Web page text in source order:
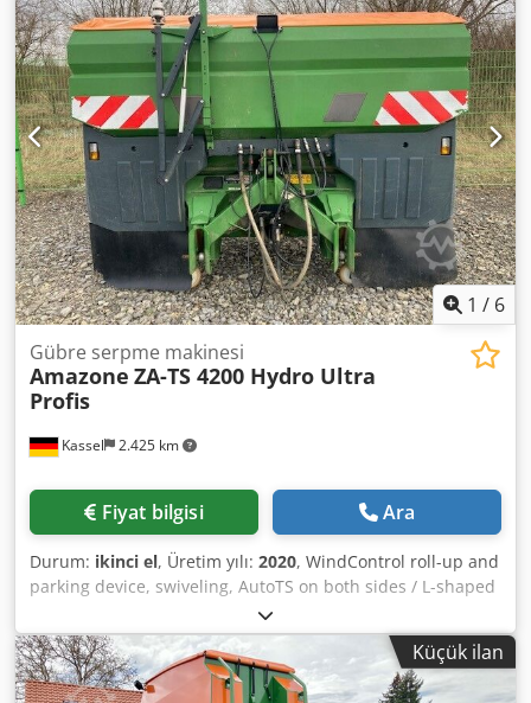
1 / 6
Kassel 2.425 km
Gübre serpme makinesi
Amazone ZA-TS 4200 Hydro Ultra
Profis
Fiyat bilgisi Ara
Durum: ikinci el, Üretim yılı: 2020, WindControl roll-up and
parking device, swiveling, AutoTS on both sides / L-shaped
pipe protection bracket, inclination sensor for weighing
system, FlowCheck EasyCheck mats, 16 pcs / splash guards
L and ladders, LED lighting, L tarpaulin cover, TS spreading
shovel set Dcedpferxr Uyox Ai Nek
Küçük ilan